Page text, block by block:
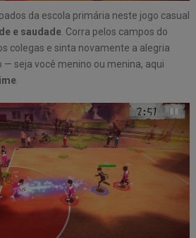
da escola primária neste jogo casual
e saudade. Corra pelos campos do
colegas e sinta novamente a alegria
— seja você menino ou menina, aqui
.